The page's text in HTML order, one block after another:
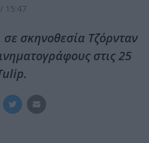
/ 15:47
σκηνοθεσία Τζόρνταν
στις 25